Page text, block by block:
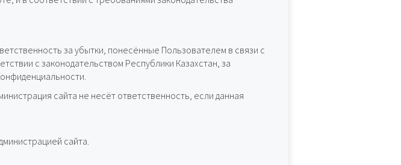
за убытки, понесённые Пользователем в связи с
с законодательством Республики Казахстан, за
сайта не несёт ответственность, если данная
сайта.